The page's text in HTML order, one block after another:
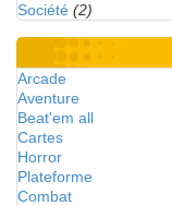
Société (2)
Arcade
Aventure
Beat'em all
Cartes
Horror
Plateforme
Combat